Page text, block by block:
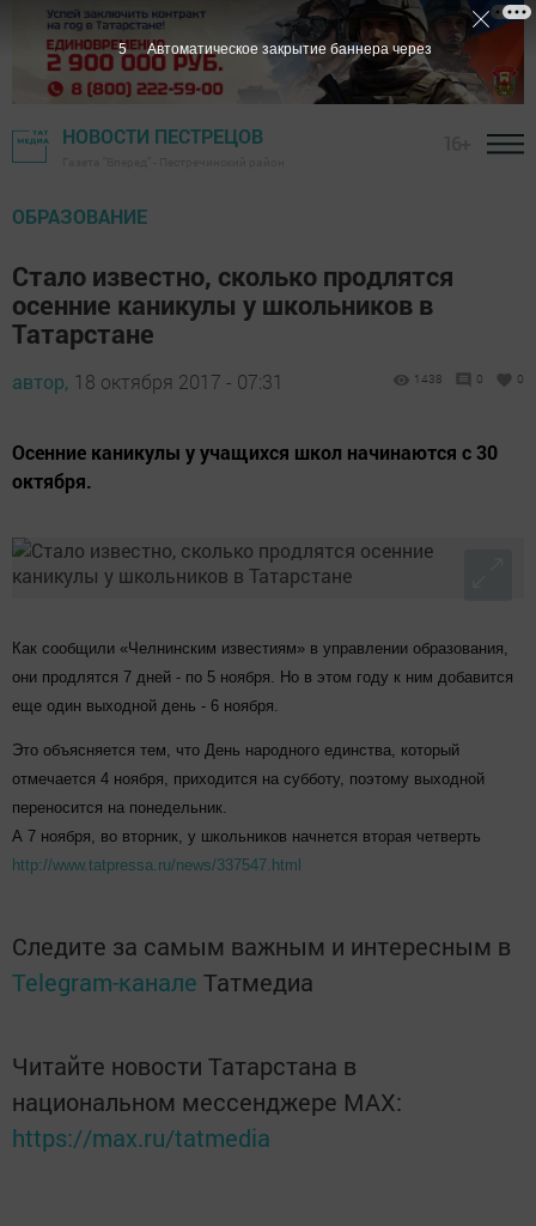
НОВОСТИ ПЕСТРЕЦОВ
ОБРАЗОВАНИЕ
Стало известно, сколько продлятся
осенние каникулы у школьников в
Татарстане
автор, 18 октября 2017 - 07:31 1438 0 0
Осенние каникулы у учащихся школ начинаются с 30
октября.
Как сообщили «Челнинским известиям» в управлении образования,
они продлятся 7 дней - по 5 ноября. Но в этом году к ним добавится
еще один выходной день - 6 ноября.
Это объясняется тем, что День народного единства, который
отмечается 4 ноября, приходится на субботу, поэтому выходной
переносится на понедельник.
А 7 ноября, во вторник, у школьников начнется вторая четверть
http://www.tatpressa.ru/news/337547.html
Следите за самым важным и интересным в
Telegram-канале Татмедиа
Читайте новости Татарстана в
национальном мессенджере MАХ:
https://max.ru/tatmedia
4 Автоматическое закрытие баннера через